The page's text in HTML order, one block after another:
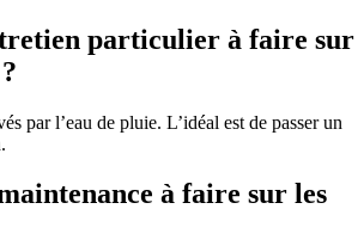
particulier à faire sur
par l’eau de pluie. L’idéal est de passer un
à faire sur les